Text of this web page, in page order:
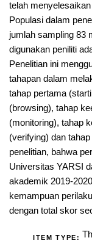
telah
Populasi dalam
jumlah sampling 83
digunakan peniliti
Penelitian ini
tahapan dalam
tahap pertama
(browsing), tahap
(monitoring), tahap
(verifying) dan
penelitian, bahwa
Universitas YARSI
akademik 2019-
kemampuan
dengan total skor
ITEM TYPE: